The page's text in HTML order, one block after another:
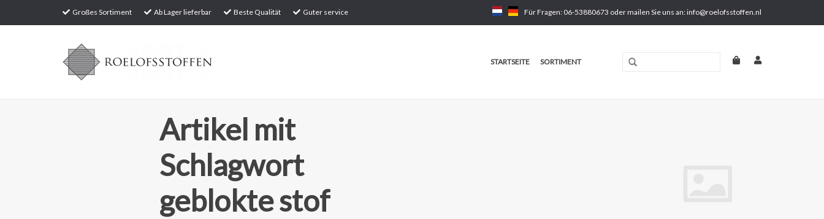
Großes Sortiment Ab Lager lieferbar Beste Qualität Guter service Für Fragen: 06-53880673 oder mailen Sie uns an:info@roelofsstoffen.nl
STARTSEITE SORTIMENT
Artikel mit
Schlagwort
geblokte stof